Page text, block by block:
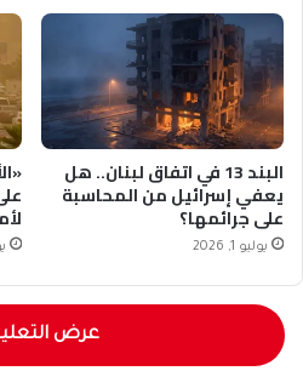
البند 13 في اتفاق لبنان.. هل
يعفي إسرائيل من المحاسبة
على جرائمها؟
يوليو 1, 2026
عرض